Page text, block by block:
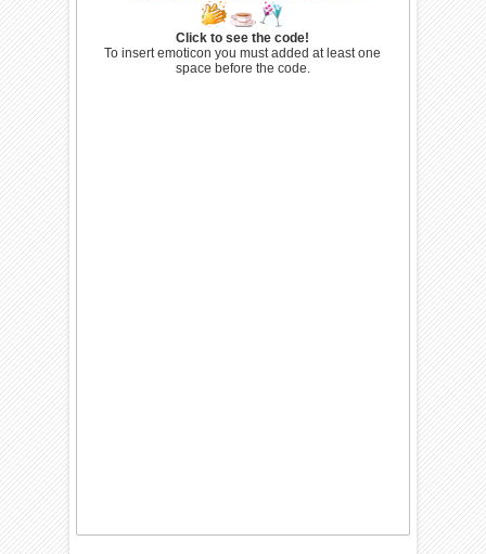
Click to see the code!
To insert emoticon you must added at least one
space before the code.